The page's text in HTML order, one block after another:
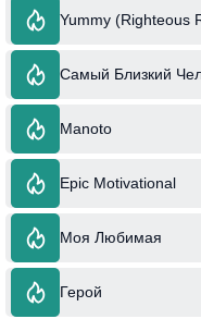
Yummy (Righteous
Самый Близкий
Manoto
Epic Motivational
Моя Любимая
Герой